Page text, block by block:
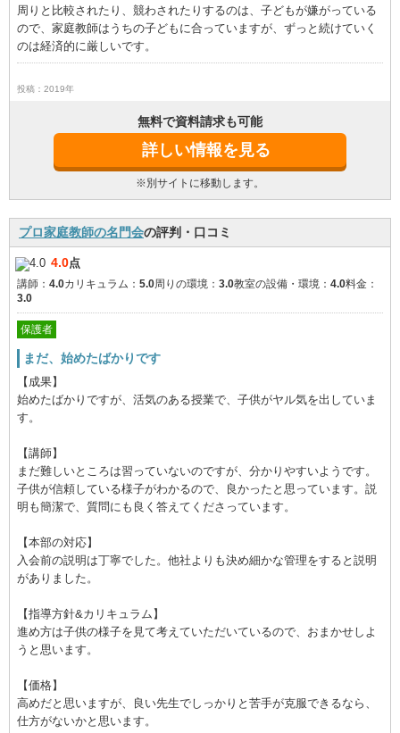
周りと比較されたり、競わされたりするのは、子どもが嫌がっている
ので、家庭教師はうちの子どもに合っていますが、ずっと続けていく
のは経済的に厳しいです。
投稿：2019年
無料で資料請求も可能
詳しい情報を見る
※別サイトに移動します。
プロ家庭教師の名門会の評判・口コミ
4.0点
講師： 4.0カリキュラム： 5.0周りの環境： 3.0教室の設備・環境： 4.0料金：
3.0
保護者
まだ、始めたばかりです
【成果】
始めたばかりですが、活気のある授業で、子供がヤル気を出していま
す。
【講師】
まだ難しいところは習っていないのですが、分かりやすいようです。
子供が信頼している様子がわかるので、良かったと思っています。説
明も簡潔で、質問にも良く答えてくださっています。
【本部の対応】
入会前の説明は丁寧でした。他社よりも決め細かな管理をすると説明
がありました。
【指導方針&カリキュラム】
進め方は子供の様子を見て考えていただいているので、おまかせしよ
うと思います。
【価格】
高めだと思いますが、良い先生でしっかりと苦手が克服できるなら、
仕方がないかと思います。